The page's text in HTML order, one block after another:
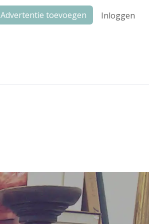
Advertentie toevoegen Inloggen